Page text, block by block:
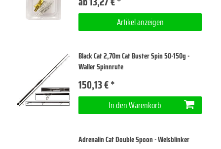
Artikel anzeigen
Black Cat 2,70m Cat Buster Spin 50-150g -
Waller Spinnrute
150,13 € *
In den Warenkorb
Adrenalin Cat Double Spoon - Welsblinker